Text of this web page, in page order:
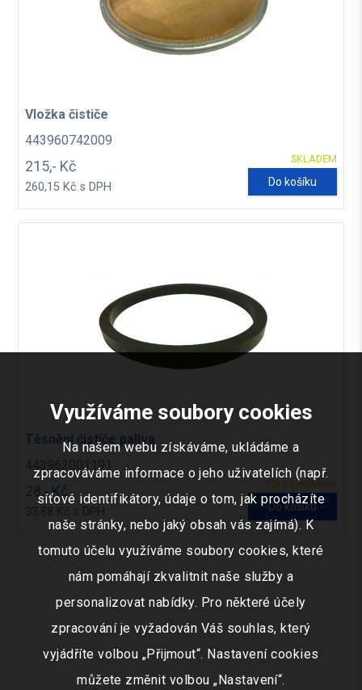
Vložka čističe
443960742009
SKLADEM
215,- Kč
260,15 Kč s DPH Do košíku
Těsnění čističe paliva
443962001191
Na objednávku
28,- Kč
33,88 Kč s DPH Do košíku
Využíváme soubory cookies
Na našem webu získáváme, ukládáme a
zpracováváme informace o jeho uživatelích (např.
síťové identifikátory, údaje o tom, jak procházíte
naše stránky, nebo jaký obsah vás zajímá). K
tomuto účelu využíváme soubory cookies, které
nám pomáhají zkvalitnit naše služby a
personalizovat nabídky. Pro některé účely
zpracování je vyžadován Váš souhlas, který
vyjádříte volbou „Přijmout“. Nastavení cookies
můžete změnit volbou „Nastavení“.